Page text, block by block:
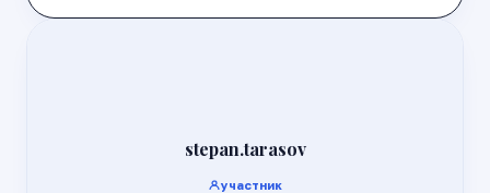
stepan.tarasov
участник